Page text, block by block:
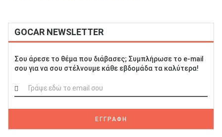
GOCAR NEWSLETTER
Σου άρεσε το θέμα που διάβασες; Συμπλήρωσε το e-mail
σου για να σου στέλνουμε κάθε εβδομάδα τα καλύτερα!
ΕΓΓΡΑΦΗ